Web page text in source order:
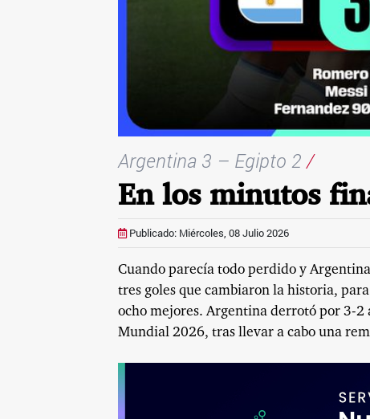
Argentina 3 – Egipto 2/
En los minutos
Publicado: Miércoles, 08 Julio 2026
Cuando parecía todo perdido y
tres goles que cambiaron la historia,
ocho mejores. Argentina derrotó por 3-2
Mundial 2026, tras llevar a cabo una